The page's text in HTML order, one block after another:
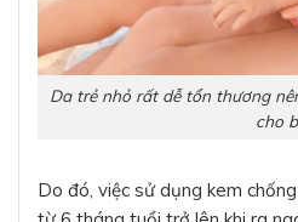
Da trẻ nhỏ rất dễ tổn thương
cho
Do đó, việc sử dụng kem